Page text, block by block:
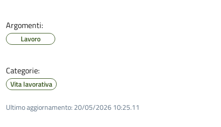
Argomenti:
Lavoro
Categorie:
Vita lavorativa
Ultimo aggiornamento: 20/05/2026 10:25.11